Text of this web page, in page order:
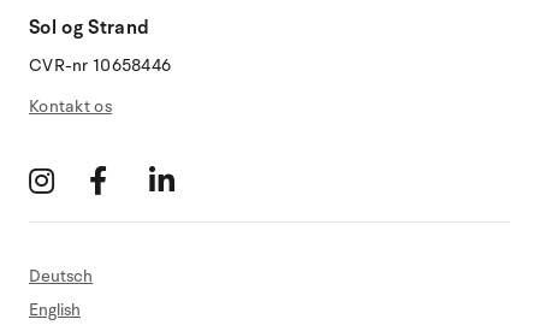
Sol og Strand
CVR-nr 10658446
Kontakt os
Deutsch
English